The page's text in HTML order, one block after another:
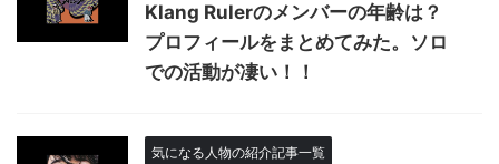
Klang Rulerのメンバーの年齢は？
プロフィールをまとめてみた。ソロ
での活動が凄い！！
気になる人物の紹介記事一覧